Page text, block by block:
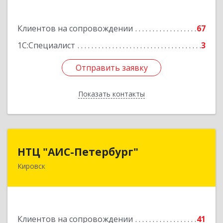
Клиентов на сопровождении
67
1С:Специалист
3
Отправить заявку
Показать контакты
Отправить заявку
Назад
НТЦ "АИС-Петербург"
Кировск
Клиентов на сопровождении 41
НТЦ "АИС-Петербург"
187342, Ленинградская обл, Кировск г, р-н